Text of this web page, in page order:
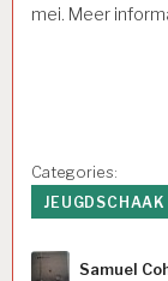
mei. Meer
Categories:
JEUGDSCHAAK
Author
Samuel